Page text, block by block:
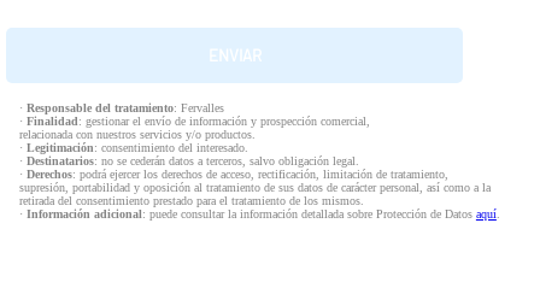
· Responsable del tratamiento: Fervalles
· Finalidad: gestionar el envío de información y prospección comercial,
relacionada con nuestros servicios y/o productos.
· Legitimación: consentimiento del interesado.
· Destinatarios: no se cederán datos a terceros, salvo obligación legal.
· Derechos: podrá ejercer los derechos de acceso, rectificación, limitación de tratamiento,
supresión, portabilidad y oposición al tratamiento de sus datos de carácter personal, así como a la
retirada del consentimiento prestado para el tratamiento de los mismos.
· Información adicional: puede consultar la información detallada sobre Protección de Datos aquí.